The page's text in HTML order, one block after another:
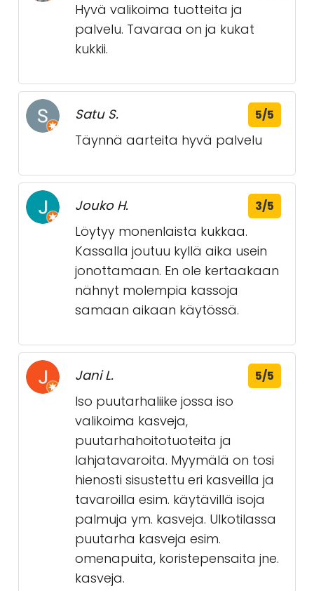
Hyvä valikoima tuotteita ja
palvelu. Tavaraa on ja kukat
kukkii.
Satu S. 5/5
Täynnä aarteita hyvä palvelu
Jouko H. 3/5
Löytyy monenlaista kukkaa.
Kassalla joutuu kyllä aika usein
jonottamaan. En ole kertaakaan
nähnyt molempia kassoja
samaan aikaan käytössä.
Jani L. 5/5
Iso puutarhaliike jossa iso
valikoima kasveja,
puutarhahoitotuoteita ja
lahjatavaroita. Myymälä on tosi
hienosti sisustettu eri kasveilla ja
tavaroilla esim. käytävillä isoja
palmuja ym. kasveja. Ulkotilassa
puutarha kasveja esim.
omenapuita, koristepensaita jne.
kasveja.